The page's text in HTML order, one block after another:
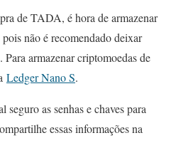
de TADA, é hora de armazenar
não é recomendado deixar
Para armazenar criptomoedas de
Ledger Nano S.
seguro as senhas e chaves para
essas informações na